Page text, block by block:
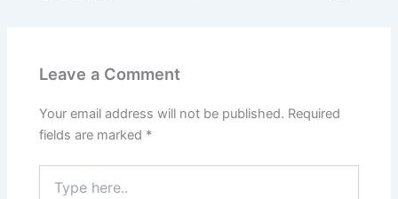
Leave a Comment
Your email address will not be published. Required
fields are marked *
here..